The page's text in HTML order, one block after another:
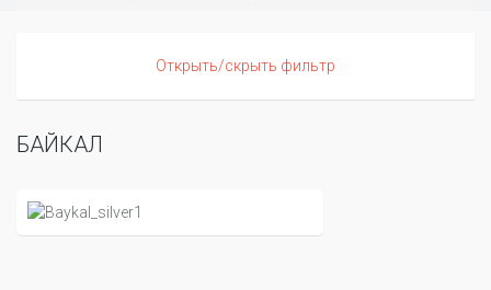
Открыть/скрыть фильтр
БАЙКАЛ